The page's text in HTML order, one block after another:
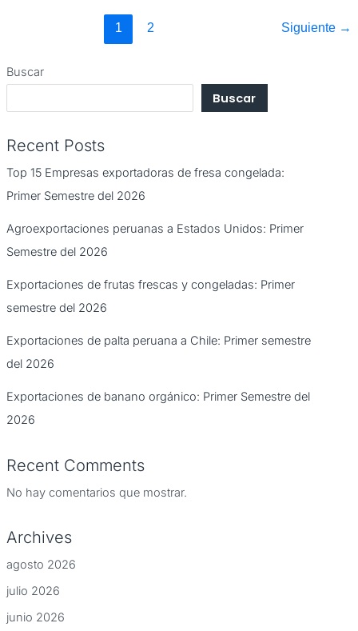
1 2 Siguiente →
Buscar
Buscar
Recent Posts
Top 15 Empresas exportadoras de fresa congelada:
Primer Semestre del 2026
Agroexportaciones peruanas a Estados Unidos: Primer
Semestre del 2026
Exportaciones de frutas frescas y congeladas: Primer
semestre del 2026
Exportaciones de palta peruana a Chile: Primer semestre
del 2026
Exportaciones de banano orgánico: Primer Semestre del
2026
Recent Comments
No hay comentarios que mostrar.
Archives
agosto 2026
julio 2026
junio 2026